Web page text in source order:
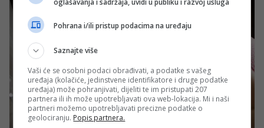
Pohrana i/ili pristup podacima na uređaju
Saznajte više
Vaši će se osobni podaci obrađivati, a podatke s vašeg
uređaja (kolačiće, jedinstvene identifikatore i druge podatke
uređaja) može pohranjivati, dijeliti te im pristupati 207
partnera ili ih može upotrebljavati ova web-lokacija. Mi i naši
partneri možemo upotrebljavati precizne podatke o
geolociranju. Popis partnera.